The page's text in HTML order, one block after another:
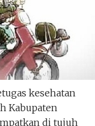
kesehatan
Kabupaten
di tujuh